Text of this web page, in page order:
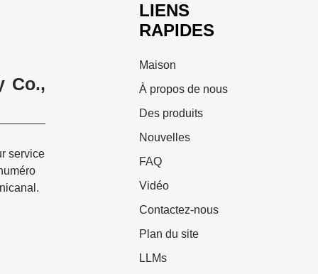
Co.,
service
LIENS
RAPIDES
Maison
À propos de nous
Des produits
Nouvelles
FAQ
Vidéo
Contactez-nous
Plan du site
LLMs